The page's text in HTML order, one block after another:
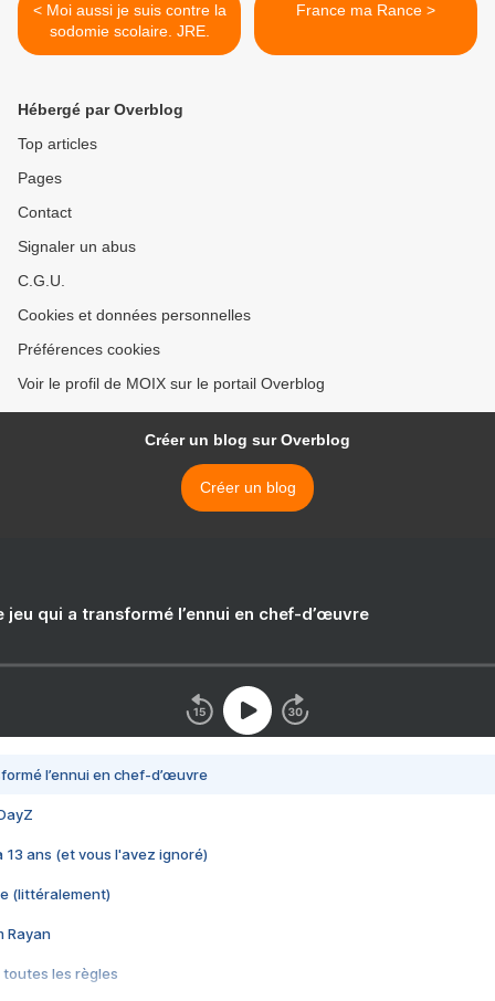
< Moi aussi je suis contre la
sodomie scolaire. JRE.
France ma Rance >
Hébergé par Overblog
Top articles
Pages
Contact
Signaler un abus
C.G.U.
Cookies et données personnelles
Préférences cookies
Voir le profil de MOIX sur le portail Overblog
Créer un blog sur Overblog
Créer un blog
jeu qui a transformé l’ennui en chef-d’œuvre
l’ennui en chef-d’œuvre
13 ans (et vous l'avez ignoré)
(littéralement)
Rayan
toutes les règles